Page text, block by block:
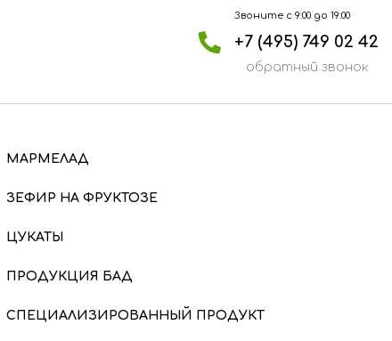
Звоните с 9:00 до 19:00
+7 (495) 749 02 42
обратный звонок
МАРМЕЛАД
ЗЕФИР НА ФРУКТОЗЕ
ЦУКАТЫ
ПРОДУКЦИЯ БАД
СПЕЦИАЛИЗИРОВАННЫЙ ПРОДУКТ